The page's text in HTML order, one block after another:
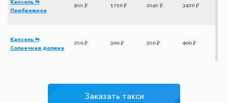
Капсель ⇆
Прибрежное
855 ₽ 1710 ₽ 2565 ₽ 3420 ₽
Капсель ⇆
Солнечная долина
250 ₽ 300 ₽ 350 ₽ 400 ₽
Заказать такси